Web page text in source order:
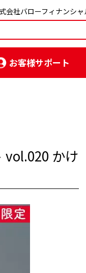
会社バローフィナンシ
お客様サポート
vol.020 かけ